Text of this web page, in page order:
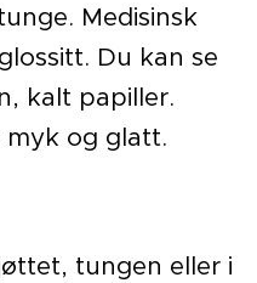
Medisinsk
Du kan se
kalt papiller.
myk og glatt.
tungen eller i